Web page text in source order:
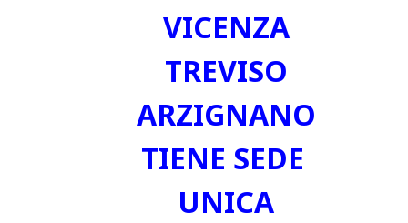
VICENZA
TREVISO
ARZIGNANO
TIENE SEDE
UNICA